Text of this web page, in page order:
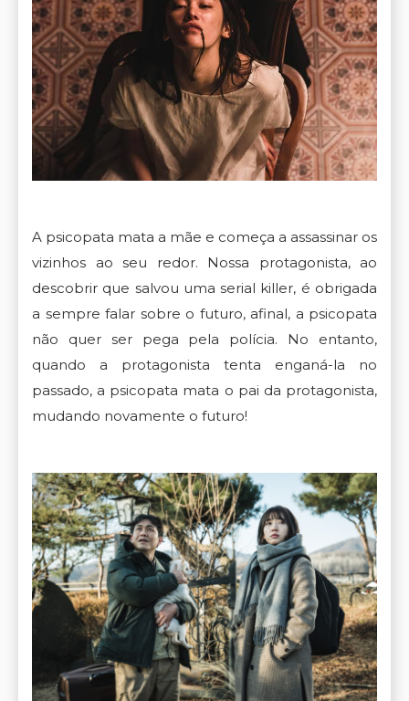
A psicopata mata a mãe e começa a assassinar os
vizinhos ao seu redor. Nossa protagonista, ao
descobrir que salvou uma serial killer, é obrigada
a sempre falar sobre o futuro, afinal, a psicopata
não quer ser pega pela polícia. No entanto,
quando a protagonista tenta enganá-la no
passado, a psicopata mata o pai da protagonista,
mudando novamente o futuro!